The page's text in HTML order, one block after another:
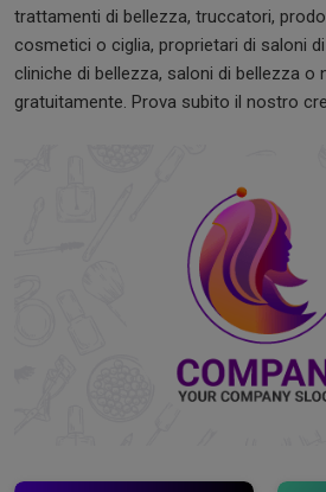
trattamenti di bellezza, truccatori,
cosmetici o ciglia, proprietari di saloni
cliniche di bellezza, saloni di bellezza o
gratuitamente. Prova subito il nostro